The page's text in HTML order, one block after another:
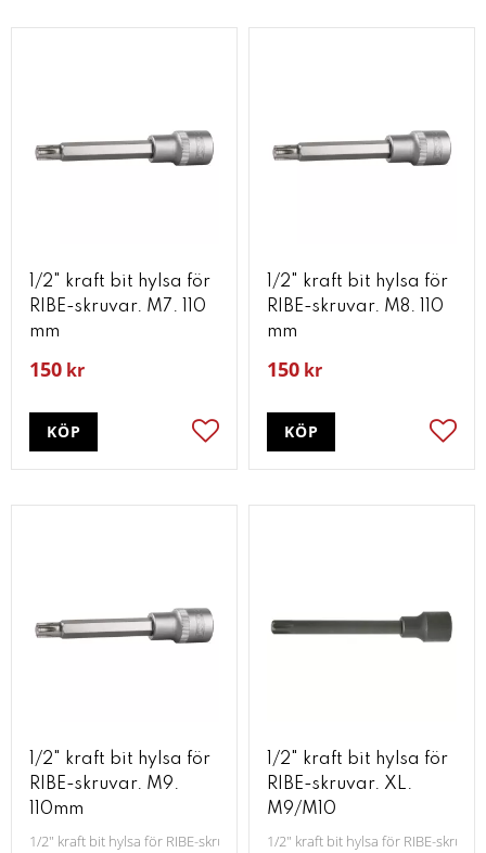
1/2" kraft bit hylsa för
RIBE-skruvar. M7. 110
mm
150 kr
Lägg till i favoriter
KÖP
1/2" kraft bit hylsa för
RIBE-skruvar. M8. 110
mm
150 kr
KÖP
1/2" kraft bit hylsa för
RIBE-skruvar. M9.
110mm
1/2" kraft bit hylsa för RIBE-skruvar. M9. 110mm
1/2" kraft bit hylsa för
RIBE-skruvar. XL.
M9/M10
1/2" kraft bit hylsa för RIBE-